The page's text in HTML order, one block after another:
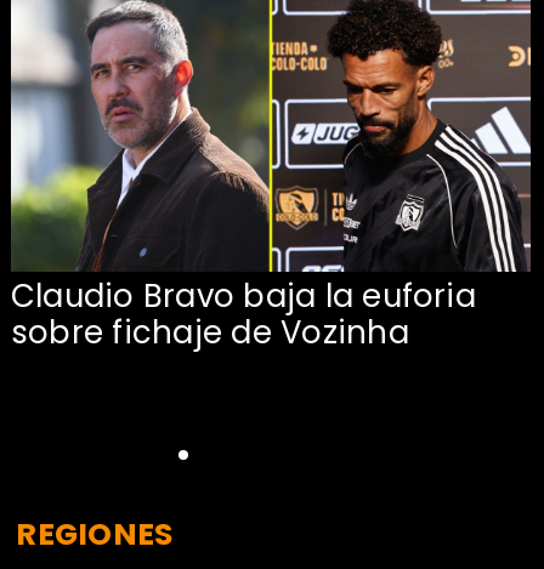
Claudio Bravo baja la euforia
sobre fichaje de Vozinha
REGIONES